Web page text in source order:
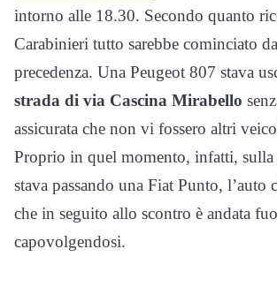
intorno alle 18.30. Secondo quanto
Carabinieri tutto sarebbe cominciato
precedenza. Una Peugeot 807 stava
strada di via Cascina Mirabello
assicurata che non vi fossero altri
Proprio in quel momento, infatti,
stava passando una Fiat Punto, l’auto
che in seguito allo scontro è andata
capovolgendosi.